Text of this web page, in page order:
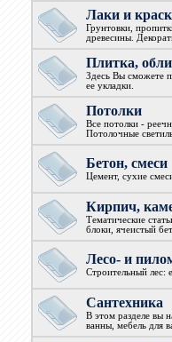
Лаки и
Грунтовки,
древесины.
Плитка,
Здесь Вы сможете
ее укладки.
Потолки
Все потолки -
Потолочные
Бетон, смеси
Цемент, сухие
Кирпич,
Тематические
блоки, ячеистый
Лесо- и
Строительный лес:
Сантехника
В этом разделе вы
ванны, мебель для